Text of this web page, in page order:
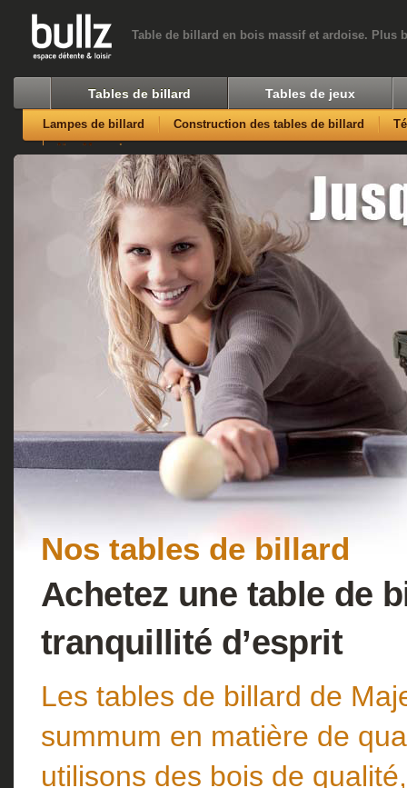
Table de billard en bois massif et ardoise. Plus
Tables de billard Tables de jeux
Lampes de billard Construction des tables de billard
Nos Magasins
Nos tables de billard
Achetez une table de
tranquillité d’esprit
Les tables de billard de
summum en matière de
utilisons des bois de